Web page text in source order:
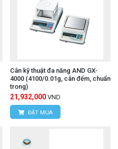
Cân kỹ thuật đa năng AND GX-
4000 (4100/0.01g, cân đếm, chuẩn
trong)
21,932,000 VND
ĐẶT MUA